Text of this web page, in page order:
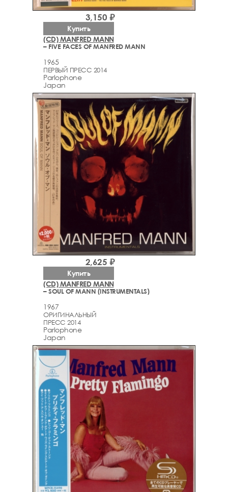
(CD) MANFRED MANN
– FIVE FACES OF MANFRED MANN
1965
ПЕРВЫЙ ПРЕСС 2014
Parlophone
Japan
3,150 ₽
Купить
(CD) MANFRED MANN
– SOUL OF MANN (INSTRUMENTALS)
1967
ОРИГИНАЛЬНЫЙ
ПРЕСС 2014
Parlophone
Japan
2,625 ₽
Купить